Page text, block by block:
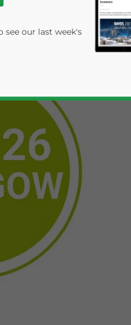
see our last week's